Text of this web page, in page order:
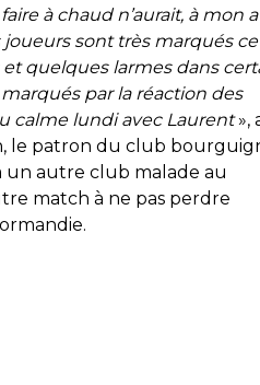
à chaud n’aurait, à mon
sont très marqués ce
quelques larmes dans
par la réaction des
calme lundi avec Laurent»,
le patron du club
un autre club malade au
match à ne pas perdre